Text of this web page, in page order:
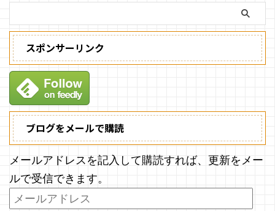
スポンサーリンク
ブログをメールで購読
メールアドレスを記入して購読すれば、更新をメー
ルで受信できます。